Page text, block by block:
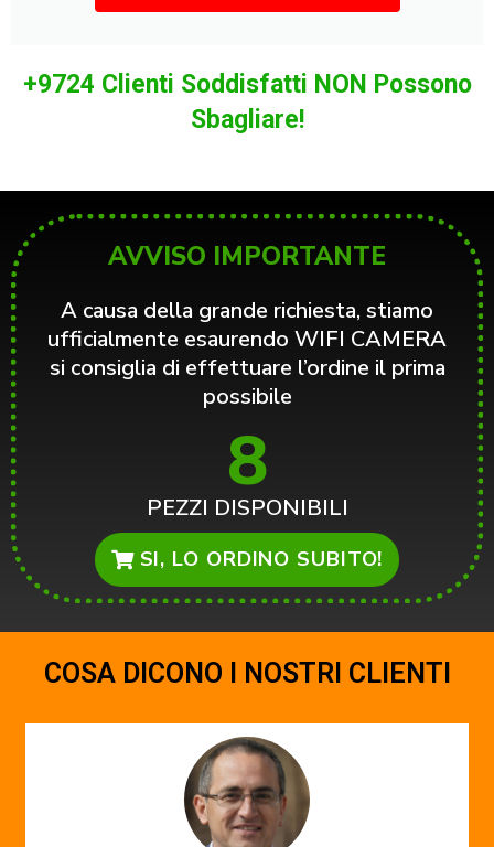
+9724 Clienti Soddisfatti NON Possono
Sbagliare!​
AVVISO IMPORTANTE
A causa della grande richiesta, stiamo
ufficialmente esaurendo WIFI CAMERA
si consiglia di effettuare l’ordine il prima
possibile
8
PEZZI DISPONIBILI
SI, LO ORDINO SUBITO!
COSA DICONO I NOSTRI CLIENTI